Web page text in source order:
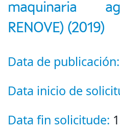
maquinaria
RENOVE) (2019)
Data de publicación:
Data inicio de
Data fin solicitude: